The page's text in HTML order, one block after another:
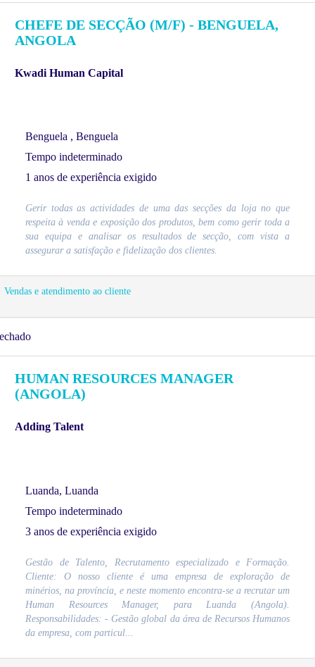
CHEFE DE SECÇÃO (M/F) - BENGUELA,
ANGOLA
Kwadi Human Capital
Benguela , Benguela
Tempo indeterminado
1 anos de experiência exigido
Gerir todas as actividades de uma das secções da loja no que
respeita à venda e exposição dos produtos, bem como gerir toda a
sua equipa e analisar os resultados de secção, com vista a
assegurar a satisfação e fidelização dos clientes.
Vendas e atendimento ao cliente
HUMAN RESOURCES MANAGER
(ANGOLA)
Adding Talent
Luanda, Luanda
Tempo indeterminado
3 anos de experiência exigido
Gestão de Talento, Recrutamento especializado e Formação.
Cliente: O nosso cliente é uma empresa de exploração de
minérios, na província, e neste momento encontra-se a recrutar um
Human Resources Manager, para Luanda (Angola).
Responsabilidades: - Gestão global da área de Recursos Humanos
da empresa, com particul...